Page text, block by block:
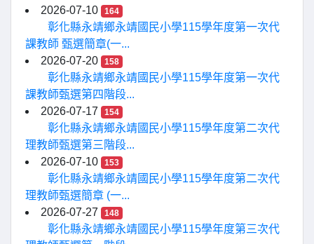
2026-07-10
164
彰化縣永靖鄉永靖國民小學115學年度第一次代
課教師 甄選簡章(一...
2026-07-20
158
彰化縣永靖鄉永靖國民小學115學年度第一次代
課教師甄選第四階段...
2026-07-17
154
彰化縣永靖鄉永靖國民小學115學年度第二次代
理教師甄選第三階段...
2026-07-10
153
彰化縣永靖鄉永靖國民小學115學年度第二次代
理教師甄選簡章 (一...
2026-07-27
148
彰化縣永靖鄉永靖國民小學115學年度第三次代